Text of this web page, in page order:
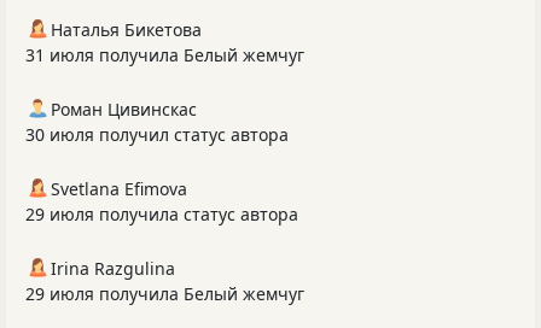
Наталья Бикетова
31 июля получила Белый жемчуг
Роман Цивинскас
30 июля получил статус автора
Svetlana Efimova
29 июля получила статус автора
Irina Razgulina
29 июля получила Белый жемчуг